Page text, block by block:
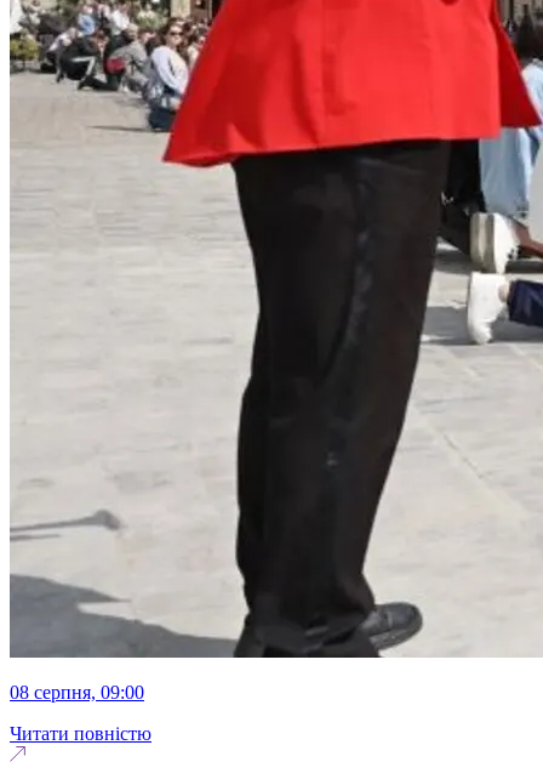
08 серпня, 09:00
Читати повністю